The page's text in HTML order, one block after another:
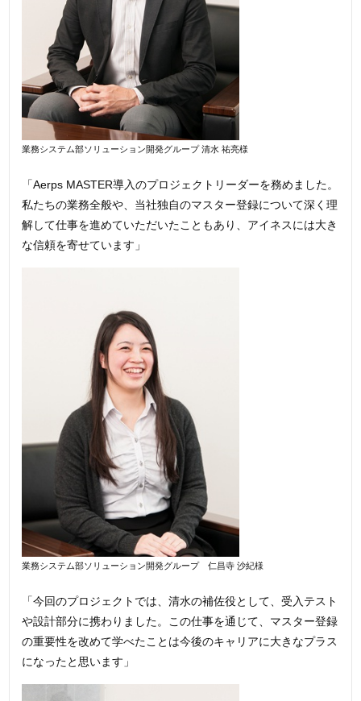
業務システム部ソリューション開発グループ 清水 祐亮様
「Aerps MASTER導入のプロジェクトリーダーを務めました。
私たちの業務全般や、当社独自のマスター登録について深く理
解して仕事を進めていただいたこともあり、アイネスには大き
な信頼を寄せています」
業務システム部ソリューション開発グループ 仁昌寺 沙紀様
「今回のプロジェクトでは、清水の補佐役として、受入テスト
や設計部分に携わりました。この仕事を通じて、マスター登録
の重要性を改めて学べたことは今後のキャリアに大きなプラス
になったと思います」